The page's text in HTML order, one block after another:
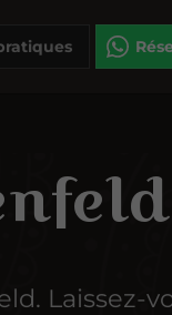
Laissez-